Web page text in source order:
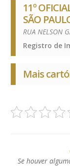
11º
SÃO
Mais
Se houver